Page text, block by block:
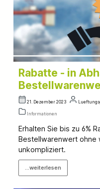
Rabatte - in
21. Dezember 2023
Informationen
Erhalten Sie bis zu 6%
Bestellwarenwert ohne
unkompliziert.
...weiterlesen